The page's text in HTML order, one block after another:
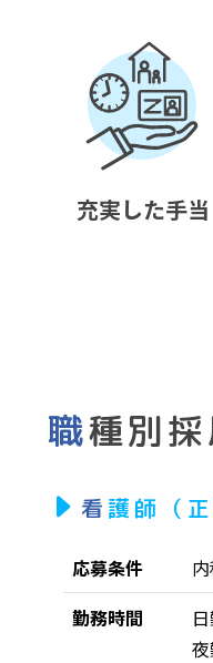
充実した手当
職種別
看護師（
応募条件
勤務時間